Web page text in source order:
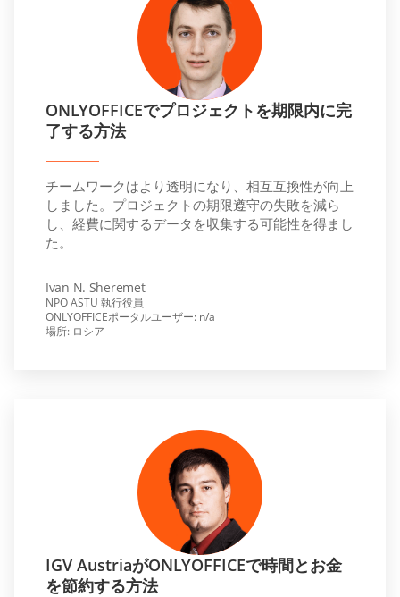
ONLYOFFICEでプロジェクトを期限内に完
了する方法
チームワークはより透明になり、相互互換性が向上
しました。プロジェクトの期限遵守の失敗を減ら
し、経費に関するデータを収集する可能性を得まし
た。
Ivan N. Sheremet
NPO ASTU 執行役員
ONLYOFFICEポータルユーザー: n/a
場所: ロシア
IGV AustriaがONLYOFFICEで時間とお金
を節約する方法